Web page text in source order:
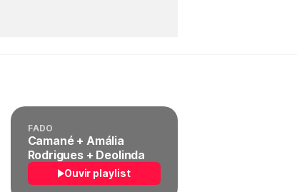
FADO
Camané + Amália
Rodrigues + Deolinda
Ouvir playlist